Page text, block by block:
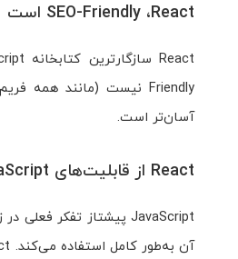
SEO-Friendly ،React است
آسان‌تر است.
React از قابلیت‌های JavaScript به‌طور کامل استفاده می‌کند